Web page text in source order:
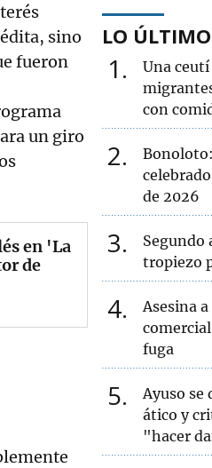
sino
fueron
un giro
en 'La
de
LO ÚLTIMO
1
Una
con
2
de 2026
3
Segundo
tropiezo
4
Asesina
fuga
5
Ayuso se
ático y
"hacer